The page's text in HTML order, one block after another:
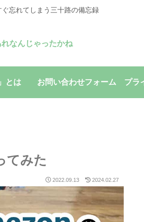
ぐ忘れてしまう三十路の備忘録
れなんじゃったかね
とは お問い合わせフォーム プラ
てみた
2022.09.13 2024.02.27